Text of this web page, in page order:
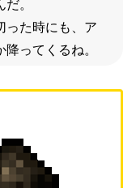
だ。
った時にも、ア
ってくるね。